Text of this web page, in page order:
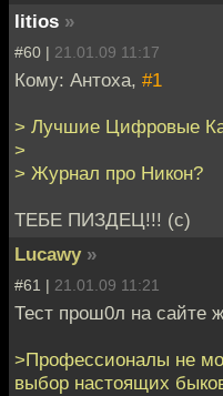
litios »
#60 | 21.01.09 11:17
Кому: Антоха, #1
> Лучшие Цифровые
>
> Журнал про Никон?
ТЕБЕ ПИЗДЕЦ!!! (c)
Lucawy »
#61 | 21.01.09 11:21
Тест прош0л на сайте
>Профессионалы не
выбор настоящих